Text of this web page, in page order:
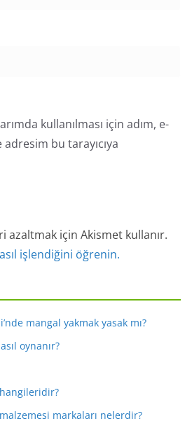
kullanılması için adım, e-
bu tarayıcıya
azaltmak için Akismet kullanır.
işlendiğini öğrenin.
mangal yakmak yasak mı?
oynanır?
markaları nelerdir?